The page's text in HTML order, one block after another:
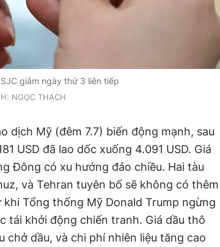
giảm ngày thứ 3 liên tiếp
NGỌC THẠCH
dịch Mỹ (đêm 7.7) biến động mạnh, sau
USD đã lao dốc xuống 4.091 USD. Giá
Đông có xu hướng đảo chiều. Hai tàu
và Tehran tuyên bố sẽ không có thêm
Tổng thống Mỹ Donald Trump ngừng
tái khởi động chiến tranh. Giá dầu thô
chở dầu, và chi phí nhiên liệu tăng cao